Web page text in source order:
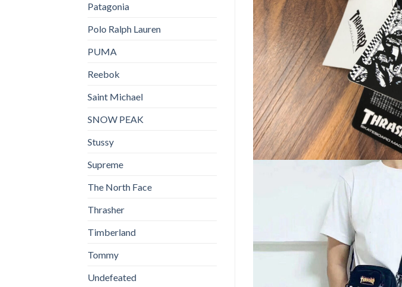
Patagonia
Polo Ralph Lauren
PUMA
Reebok
Saint Michael
SNOW PEAK
Stussy
Supreme
The North Face
Thrasher
Timberland
Tommy
Undefeated